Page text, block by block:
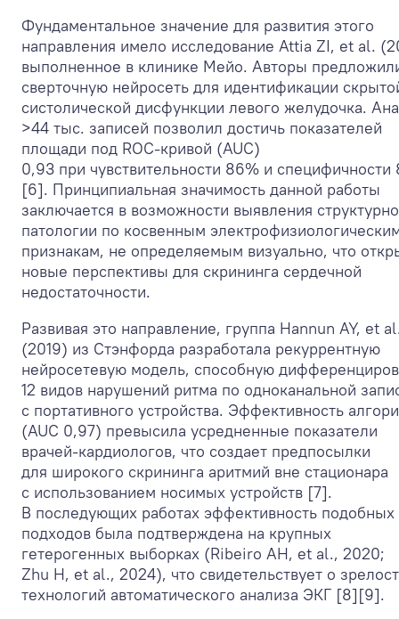
Фундаментальное значение для развития этого
направления имело исследование Attia ZI, et al.
выполненное в клинике Мейо. Авторы
сверточную нейросеть для идентификации
систолической дисфункции левого желудочка.
>44 тыс. записей позволил достичь показателей
площади под ROC-кривой (AUC)
0,93 при чувствительности 86% и специфичности
[6]. Принципиальная значимость данной работы
заключается в возможности выявления
патологии по косвенным
признакам, не определяемым визуально, что
новые перспективы для скрининга сердечной
недостаточности.
Развивая это направление, группа Hannun AY, et
(2019) из Стэнфорда разработала рекуррентную
нейросетевую модель, способную
12 видов нарушений ритма по одноканальной
с портативного устройства. Эффективность
(AUC 0,97) превысила усредненные показатели
врачей-кардиологов, что создает предпосылки
для широкого скрининга аритмий вне стационара
с использованием носимых устройств [7].
В последующих работах эффективность подобных
подходов была подтверждена на крупных
гетерогенных выборках (Ribeiro AH, et al., 2020;
Zhu H, et al., 2024), что свидетельствует о
технологий автоматического анализа ЭКГ [8][9].